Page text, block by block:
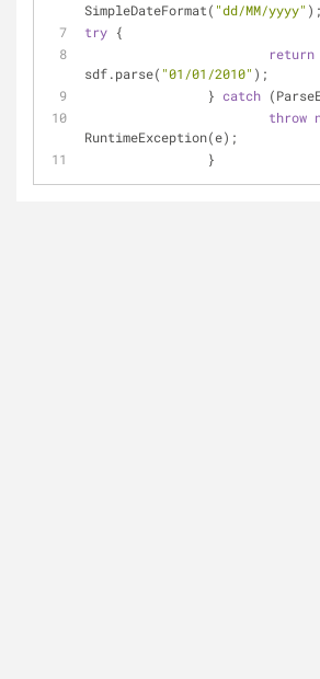
SimpleDateFormat( "dd/MM/yyyy" );
try {
return
sdf.parse( "01/01/2010" );
		}
catch
throw
RuntimeException(e);